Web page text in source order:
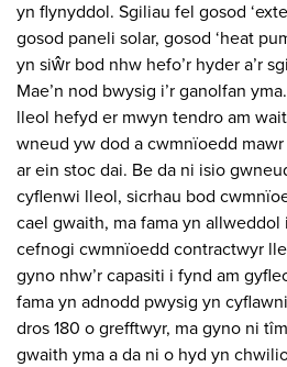
yn flynyddol. Sgiliau fel gosod
gosod paneli solar, gosod ‘heat
yn siŵr bod nhw hefo’r hyder a’r
Mae’n nod bwysig i’r ganolfan
lleol hefyd er mwyn tendro am
wneud yw dod a cwmnïoedd
ar ein stoc dai. Be da ni isio
cyflenwi lleol, sicrhau bod
cael gwaith, ma fama yn allweddol
cefnogi cwmnïoedd contractwyr
gyno nhw’r capasiti i fynd am
fama yn adnodd pwysig yn
dros 180 o grefftwyr, ma gyno ni
gwaith yma a da ni o hyd yn